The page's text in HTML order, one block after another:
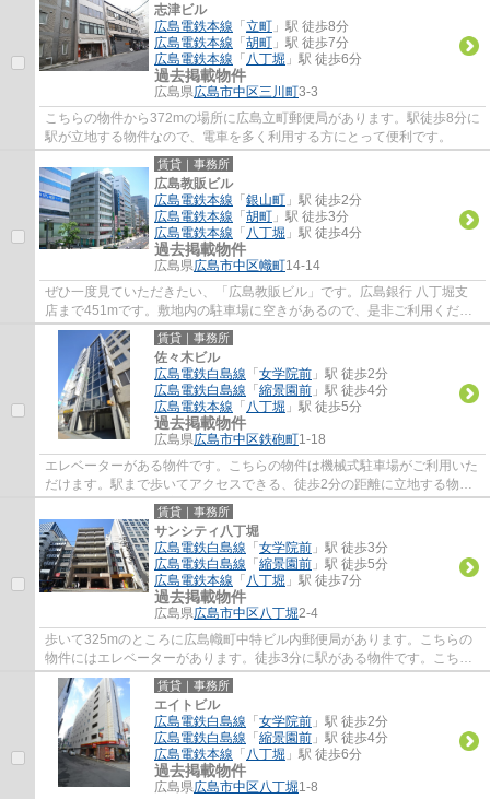
志津ビル
広島電鉄本線 「 立町 」駅 徒歩8分
広島電鉄本線 「 胡町 」駅 徒歩7分
広島電鉄本線 「 八丁堀 」駅 徒歩6分
過去掲載物件
広島県広島市中区三川町3-3
こちらの物件から372mの場所に広島立町郵便局があります。駅徒歩8分に
駅が立地する物件なので、電車を多く利用する方にとって便利です。
賃貸｜事務所
広島教販ビル
広島電鉄本線 「 銀山町 」駅 徒歩2分
広島電鉄本線 「 胡町 」駅 徒歩3分
広島電鉄本線 「 八丁堀 」駅 徒歩4分
過去掲載物件
広島県広島市中区幟町14-14
ぜひ一度見ていただきたい、「広島教販ビル」です。広島銀行 八丁堀支
店まで451mです。敷地内の駐車場に空きがあるので、是非ご利用くださ
い。賃料は24.2万円です。周辺には、徒歩2分...
賃貸｜事務所
佐々木ビル
広島電鉄白島線 「 女学院前 」駅 徒歩2分
広島電鉄白島線 「 縮景園前 」駅 徒歩4分
広島電鉄本線 「 八丁堀 」駅 徒歩5分
過去掲載物件
広島県広島市中区鉄砲町1-18
エレベーターがある物件です。こちらの物件は機械式駐車場がご利用いた
だけます。駅まで歩いてアクセスできる、徒歩2分の距離に立地する物件
です。10階建てで快適な物件。
賃貸｜事務所
サンシティ八丁堀
広島電鉄白島線 「 女学院前 」駅 徒歩3分
広島電鉄白島線 「 縮景園前 」駅 徒歩5分
広島電鉄本線 「 八丁堀 」駅 徒歩7分
過去掲載物件
広島県広島市中区八丁堀2-4
歩いて325mのところに広島幟町中特ビル内郵便局があります。こちらの
物件にはエレベーターがあります。徒歩3分に駅がある物件です。こちら
の物件から、100mで駐車場です。
賃貸｜事務所
エイトビル
広島電鉄白島線 「 女学院前 」駅 徒歩2分
広島電鉄白島線 「 縮景園前 」駅 徒歩4分
広島電鉄本線 「 八丁堀 」駅 徒歩6分
過去掲載物件
広島県広島市中区八丁堀1-8